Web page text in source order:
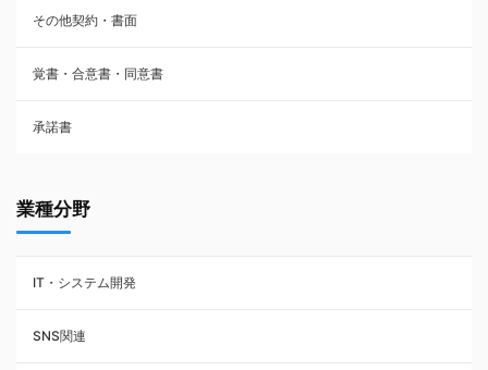
請負契約
フランチャイズ契約
賃貸借契約
その他契約・書面
覚書・合意書・同意書
承諾書
業種分野
IT・システム開発
SNS関連